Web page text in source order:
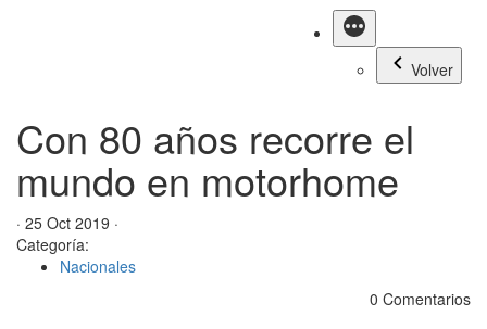
Más
Volver
Con 80 años recorre el
mundo en motorhome
· 25 Oct 2019 ·
Categoría:
Nacionales
0 Comentarios